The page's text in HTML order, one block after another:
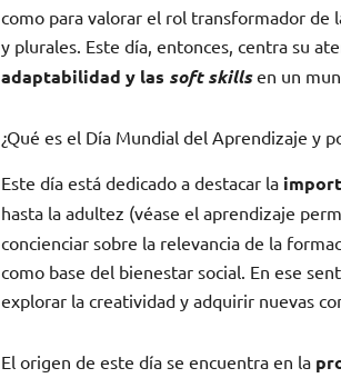
como para valorar el rol transformador de
y plurales. Este día, entonces, centra su
adaptabilidad y las soft skillsen un
¿Qué es el Día Mundial del Aprendizaje y
Este día está dedicado a destacar la
hasta la adultez (véase el aprendizaje
concienciar sobre la relevancia de la
como base del bienestar social. En ese
explorar la creatividad y adquirir nuevas
El origen de este día se encuentra en la